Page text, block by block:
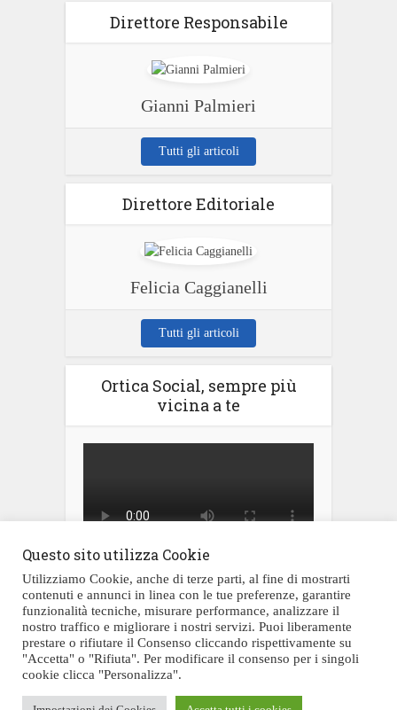
Direttore Responsabile
Gianni Palmieri
Tutti gli articoli
Direttore Editoriale
Felicia Caggianelli
Tutti gli articoli
Ortica Social, sempre più
vicina a te
Testata giornalistica registrata al Tribunale di Civitavecchia al numero
05/2019 il 05/12/2019
L'Ortica Social:
redazione@orticasocial.it
Questo sito utilizza Cookie
Utilizziamo Cookie, anche di terze parti, al fine di mostrarti
contenuti e annunci in linea con le tue preferenze, garantire
funzionalità tecniche, misurare performance, analizzare il
nostro traffico e migliorare i nostri servizi. Puoi liberamente
prestare o rifiutare il Consenso cliccando rispettivamente su
"Accetta" o "Rifiuta". Per modificare il consenso per i singoli
cookie clicca "Personalizza".